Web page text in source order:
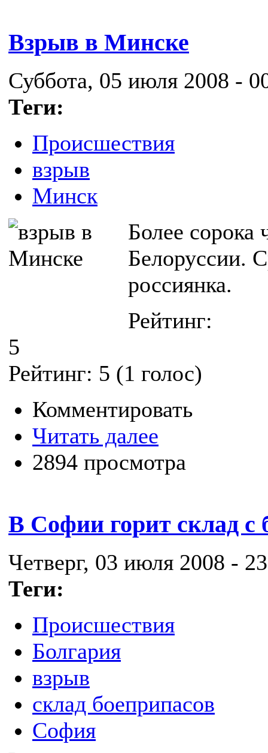
Взрыв в Минске
Суббота, 05 июля 2008 -
Теги:
Происшествия
взрыв
Минск
Более сорока
Белоруссии.
россиянка.
Рейтинг:
5
Рейтинг: 5 (1 голос)
Комментировать
Читать далее
2894 просмотра
В Софии горит склад с
Четверг, 03 июля 2008 -
Теги:
Происшествия
Болгария
взрыв
склад боеприпасов
София